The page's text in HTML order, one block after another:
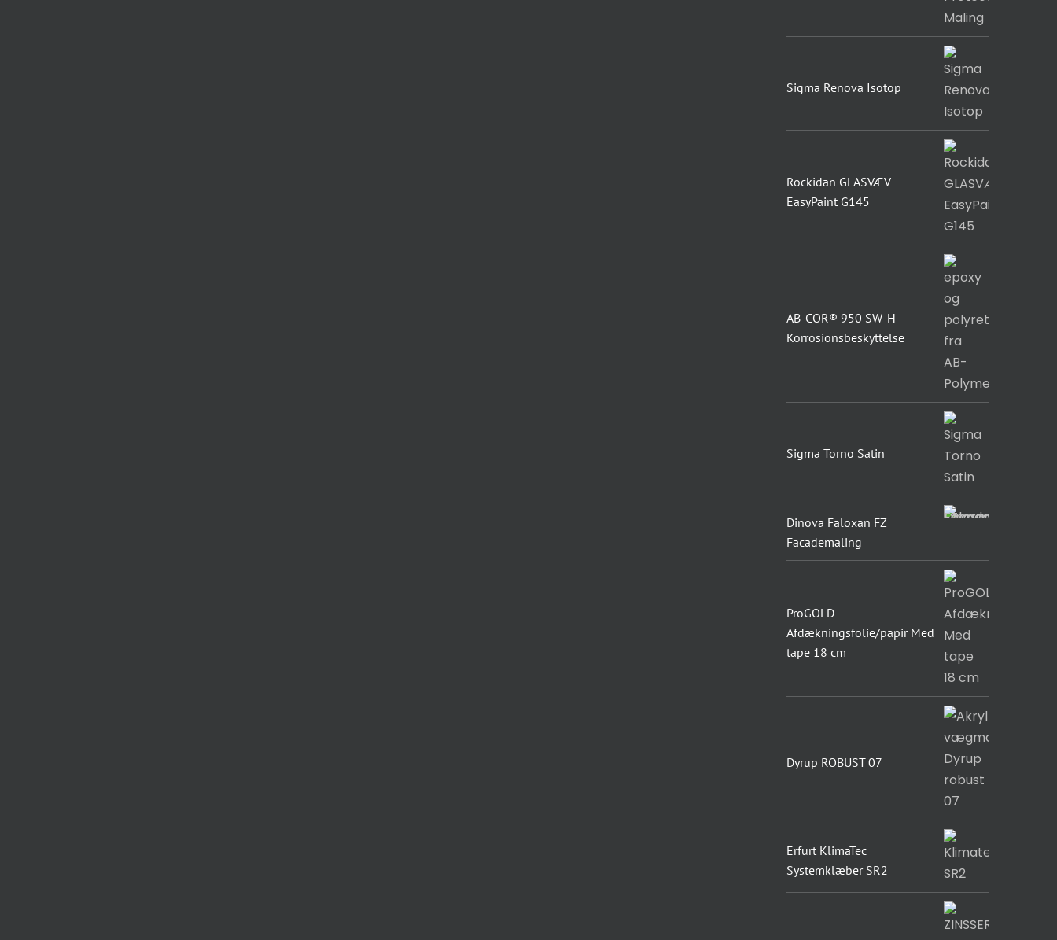
Sigma Renova Isotop
Rockidan GLASVÆV
EasyPaint G145
AB-COR® 950 SW-H
Korrosionsbeskyttelse
Sigma Torno Satin
Dinova Faloxan FZ
Facademaling
ProGOLD
Afdækningsfolie/papir Med
tape 18 cm
Dyrup ROBUST 07
Erfurt KlimaTec
Systemklæber SR2